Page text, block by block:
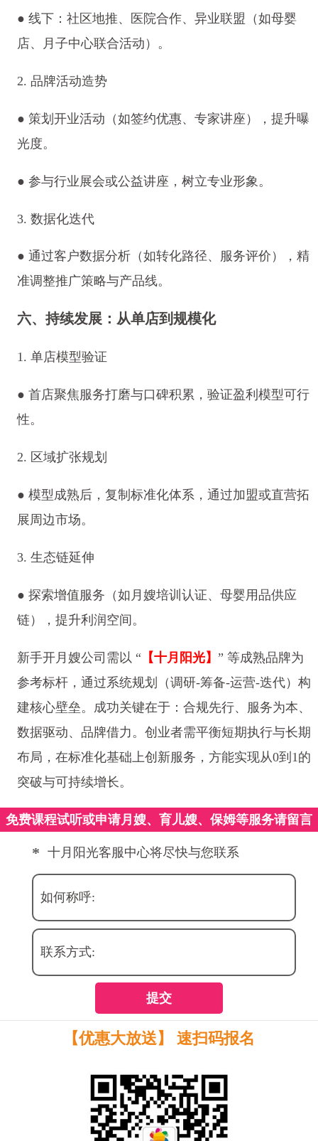
● 线下：社区地推、医院合作、异业联盟（如母婴
店、月子中心联合活动）。
2. 品牌活动造势
● 策划开业活动（如签约优惠、专家讲座），提升曝
光度。
● 参与行业展会或公益讲座，树立专业形象。
3. 数据化迭代
● 通过客户数据分析（如转化路径、服务评价），精
准调整推广策略与产品线。
六、持续发展：从单店到规模化
1. 单店模型验证
● 首店聚焦服务打磨与口碑积累，验证盈利模型可行
性。
2. 区域扩张规划
● 模型成熟后，复制标准化体系，通过加盟或直营拓
展周边市场。
3. 生态链延伸
● 探索增值服务（如月嫂培训认证、母婴用品供应
链），提升利润空间。
新手开月嫂公司需以 “【十月阳光】 ” 等成熟品牌为
参考标杆，通过系统规划（调研-筹备-运营-迭代）构
建核心壁垒。成功关键在于：合规先行、服务为本、
数据驱动、品牌借力。创业者需平衡短期执行与长期
布局，在标准化基础上创新服务，方能实现从0到1的
突破与可持续增长。
免费课程试听或申请月嫂、育儿嫂、保姆等服务请留言
* 十月阳光客服中心将尽快与您联系
如何称呼:
联系方式:
提交
【优惠大放送】 速扫码报名